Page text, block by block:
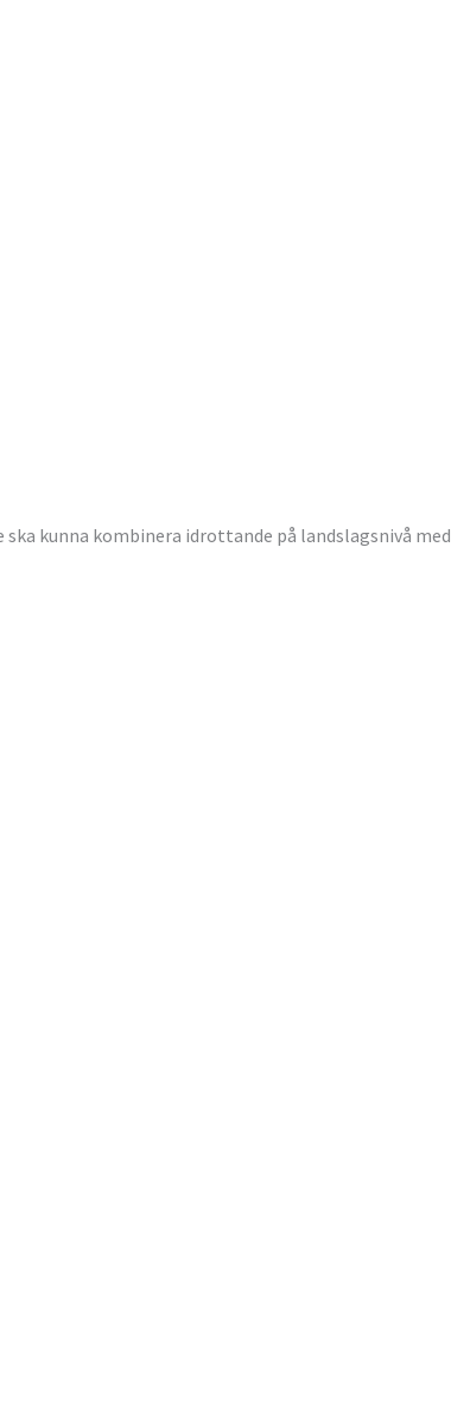
kunna kombinera idrottande på landslagsnivå med